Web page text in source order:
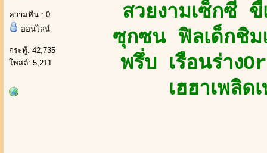
ความหื่น : 0
ออนไลน์
กระทู้: 42,735
โพสต์: 5,211
สวยงามเซ็กซี่ ขี้
ซุกซน ฟิลเด็กชิม
พรึ่บ เรือนร่าง
เฮฮาเพลิด